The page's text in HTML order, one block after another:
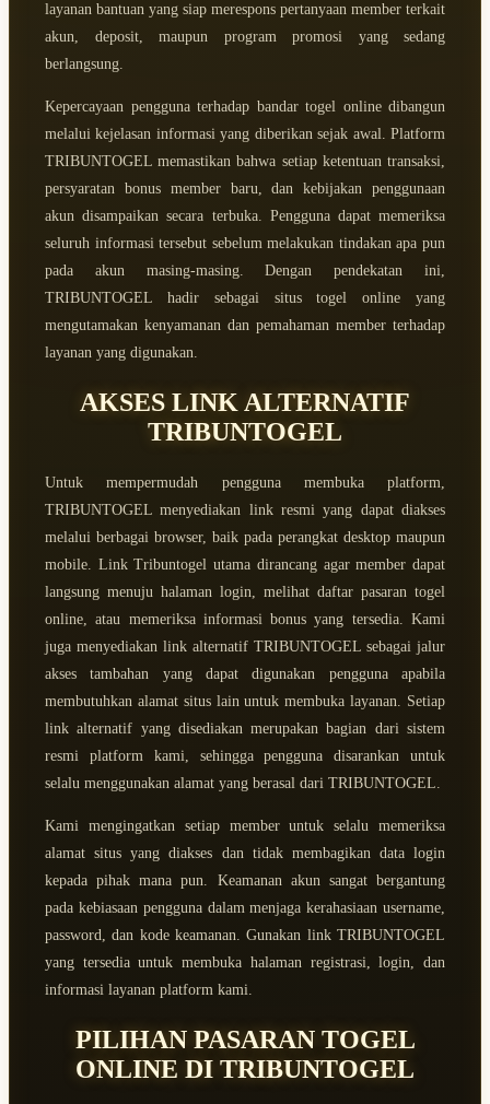
layanan bantuan yang siap merespons pertanyaan member terkait
akun, deposit, maupun program promosi yang sedang
berlangsung.
Kepercayaan pengguna terhadap bandar togel online dibangun
melalui kejelasan informasi yang diberikan sejak awal. Platform
TRIBUNTOGEL memastikan bahwa setiap ketentuan transaksi,
persyaratan bonus member baru, dan kebijakan penggunaan
akun disampaikan secara terbuka. Pengguna dapat memeriksa
seluruh informasi tersebut sebelum melakukan tindakan apa pun
pada akun masing-masing. Dengan pendekatan ini,
TRIBUNTOGEL hadir sebagai situs togel online yang
mengutamakan kenyamanan dan pemahaman member terhadap
layanan yang digunakan.
AKSES LINK ALTERNATIF
TRIBUNTOGEL
Untuk mempermudah pengguna membuka platform,
TRIBUNTOGEL menyediakan link resmi yang dapat diakses
melalui berbagai browser, baik pada perangkat desktop maupun
mobile. Link Tribuntogel utama dirancang agar member dapat
langsung menuju halaman login, melihat daftar pasaran togel
online, atau memeriksa informasi bonus yang tersedia. Kami
juga menyediakan link alternatif TRIBUNTOGEL sebagai jalur
akses tambahan yang dapat digunakan pengguna apabila
membutuhkan alamat situs lain untuk membuka layanan. Setiap
link alternatif yang disediakan merupakan bagian dari sistem
resmi platform kami, sehingga pengguna disarankan untuk
selalu menggunakan alamat yang berasal dari TRIBUNTOGEL.
Kami mengingatkan setiap member untuk selalu memeriksa
alamat situs yang diakses dan tidak membagikan data login
kepada pihak mana pun. Keamanan akun sangat bergantung
pada kebiasaan pengguna dalam menjaga kerahasiaan username,
password, dan kode keamanan. Gunakan link TRIBUNTOGEL
yang tersedia untuk membuka halaman registrasi, login, dan
informasi layanan platform kami.
PILIHAN PASARAN TOGEL
ONLINE DI TRIBUNTOGEL